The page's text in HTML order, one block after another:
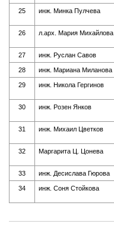
25 инж. Минка Пулчева
26 л.арх. Мария Михайлова
27 инж. Руслан Савов
28 инж. Мариана Миланова
29 инж. Никола Гергинов
30 инж. Розен Янков
31 инж. Михаил Цветков
32 Маргарита Ц. Цонева
33 инж. Десислава Гюрова
34 инж. Соня Стойкова